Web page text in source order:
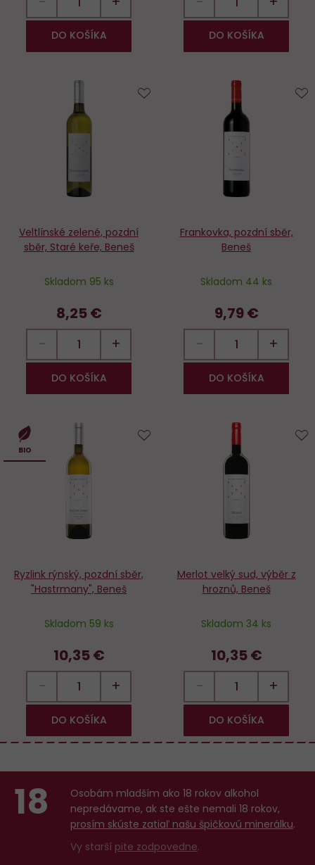
DO KOŠÍKA DO KOŠÍKA
Veltlínské zelené, pozdní
sběr, Staré keře, Beneš
Skladom 95 ks
8,25 €
− +
DO KOŠÍKA
Frankovka, pozdní sběr,
Beneš
Skladom 44 ks
9,79 €
− +
DO KOŠÍKA
BIO
Ryzlink rýnský, pozdní sběr,
"Hastrmany", Beneš
Skladom 59 ks
10,35 €
− +
DO KOŠÍKA
Merlot velký sud, výběr z
hroznů, Beneš
Skladom 34 ks
10,35 €
− +
DO KOŠÍKA
18
Osobám mladším ako 18 rokov alkohol
nepredávame, ak ste ešte nemali 18 rokov,
prosím skúste zatiaľ našu špičkovú minerálku.
Vy starší pite zodpovedne.